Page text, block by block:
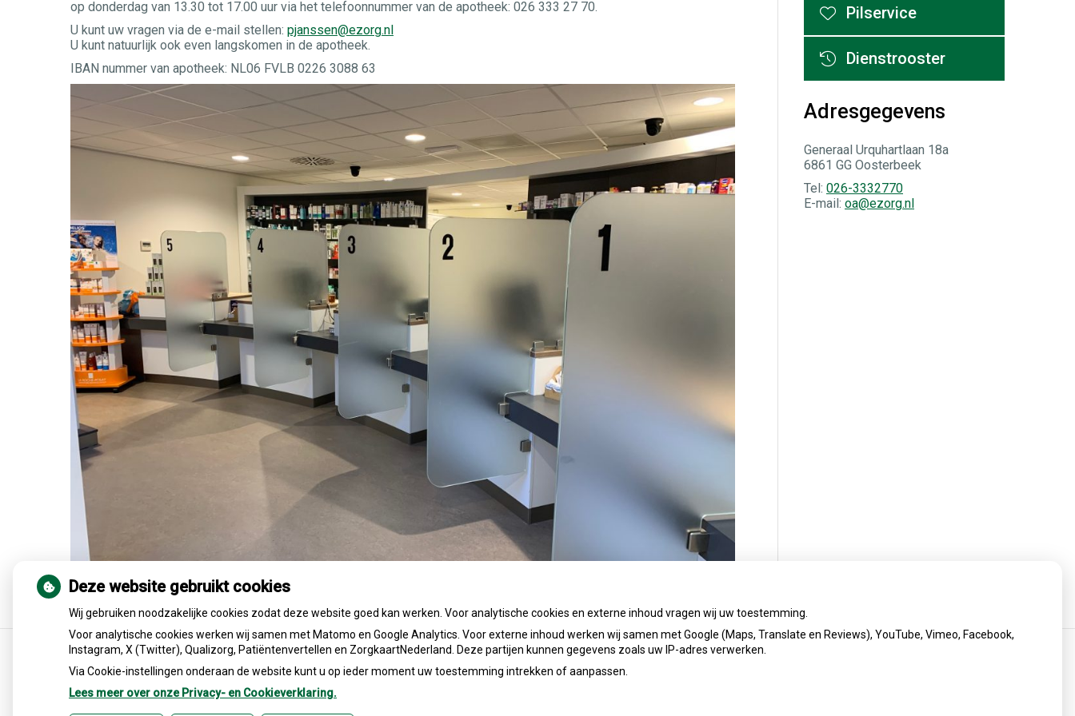
op donderdag van 13.30 tot 17.00 uur via het telefoonnummer van de apotheek: 026 333 27 70.
U kunt uw vragen via de e-mail stellen: pjanssen@ezorg.nl
U kunt natuurlijk ook even langskomen in de apotheek.
IBAN nummer van apotheek: NL06 FVLB 0226 3088 63
Pilservice
Dienstrooster
Adresgegevens
Generaal Urquhartlaan 18a
6861 GG Oosterbeek
Tel: 026-3332770
E-mail: oa@ezorg.nl
Deze website gebruikt cookies
Wij gebruiken noodzakelijke cookies zodat deze website goed kan werken. Voor analytische cookies en externe inhoud vragen wij uw toestemming.
Voor analytische cookies werken wij samen met Matomo en Google Analytics. Voor externe inhoud werken wij samen met Google (Maps, Translate en Reviews), YouTube, Vimeo, Facebook,
Instagram, X (Twitter), Qualizorg, Patiëntenvertellen en ZorgkaartNederland. Deze partijen kunnen gegevens zoals uw IP-adres verwerken.
Via Cookie-instellingen onderaan de website kunt u op ieder moment uw toestemming intrekken of aanpassen.
Lees meer over onze Privacy- en Cookieverklaring.